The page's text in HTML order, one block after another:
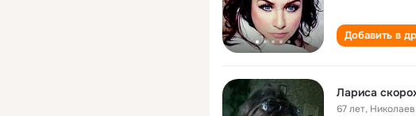
Добавить в
Лариса
67 лет, Николаев